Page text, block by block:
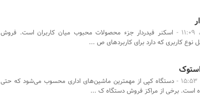
اسکنر فیدردار جزء محصولات محبوب میان کاربران است. فروش
نوع کاربری که دارد برای کاربردهای ص ...
دستگاه کپی از مهمترین ماشین‌های اداری محسوب می‌شود که حتی
است. برخی از مراکز فروش دستگاه ک ...